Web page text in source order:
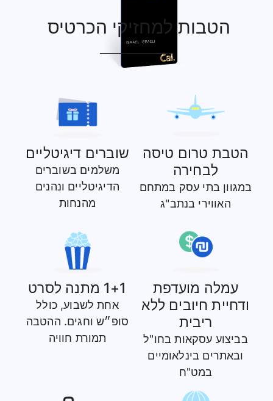
הטבות למחזיקי הכרטיס
הטבת טרום טיסה
לבחירה
במגוון בתי עסק במתחם
האווירי בנתב"ג
שוברים דיגיטליים
משלמים בשוברים
הדיגיטליים ונהנים
מהנחות
עמלה מועדפת
ודחיית חיובים ללא
ריבית
בביצוע עסקאות בחו"ל
ובאתרים בינלאומיים
במט"ח
1+1 מתנה לסרט
אחת לשבוע, כולל
סופ״ש וחגים. ההטבה
תמורת חוויה